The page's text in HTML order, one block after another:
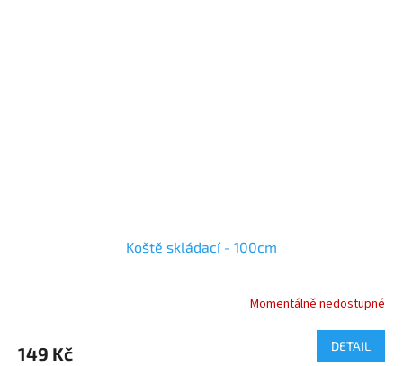
Koště skládací - 100cm
Momentálně nedostupné
149 Kč DETAIL